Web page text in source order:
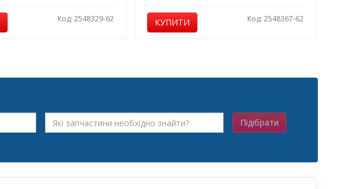
Код: 2548329-62 КУПИТИ Код: 2548367-62
Підібрати